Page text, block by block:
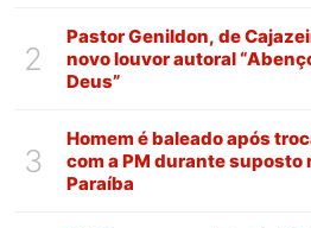
2
Pastor Genildon, de
novo louvor autoral
Deus”
3
Homem é baleado após
com a PM durante suposto
Paraíba